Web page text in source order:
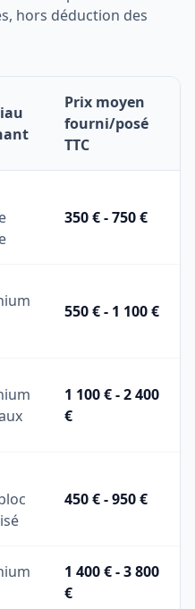
hors déduction des
Prix moyen
fourni/posé
TTC
350 € - 750 €
550 € - 1 100 €
1 100 € - 2 400
€
450 € - 950 €
1 400 € - 3 800
€